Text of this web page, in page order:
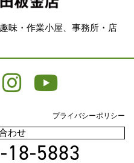
味・作業小屋、事務所・店
プライバシーポリシー
わせ
18-5883